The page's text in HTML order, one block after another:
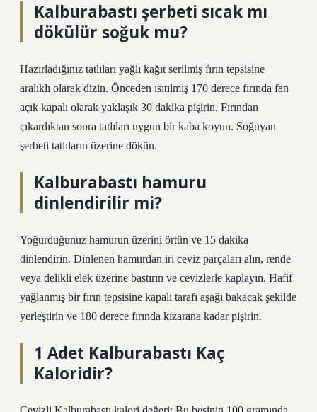
Kalburabastı şerbeti sıcak mı
dökülür soğuk mu?
Hazırladığınız tatlıları yağlı kağıt serilmiş fırın tepsisine
aralıklı olarak dizin. Önceden ısıtılmış 170 derece fırında fan
açık kapalı olarak yaklaşık 30 dakika pişirin. Fırından
çıkardıktan sonra tatlıları uygun bir kaba koyun. Soğuyan
şerbeti tatlıların üzerine dökün.
Kalburabastı hamuru
dinlendirilir mi?
Yoğurduğunuz hamurun üzerini örtün ve 15 dakika
dinlendirin. Dinlenen hamurdan iri ceviz parçaları alın, rende
veya delikli elek üzerine bastırın ve cevizlerle kaplayın. Hafif
yağlanmış bir fırın tepsisine kapalı tarafı aşağı bakacak şekilde
yerleştirin ve 180 derece fırında kızarana kadar pişirin.
1 Adet Kalburabastı Kaç
Kaloridir?